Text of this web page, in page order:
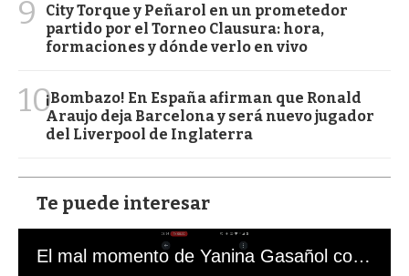
9
City Torque y Peñarol en un prometedor
partido por el Torneo Clausura: hora,
formaciones y dónde verlo en vivo
10¡Bombazo! En España afirman que Ronald
Araujo deja Barcelona y será nuevo jugador
del Liverpool de Inglaterra
Te puede interesar
El mal momento de Yanina Gasañol con un hincha argentino en "Subrayado"